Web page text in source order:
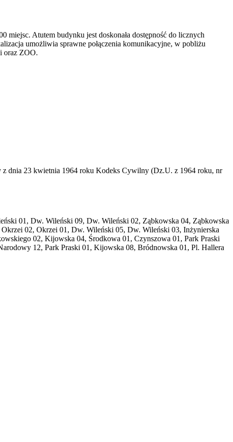
Atutem budynku jest doskonała dostępność do licznych
umożliwia sprawne połączenia komunikacyjne, w pobliżu
oraz ZOO.
dnia 23 kwietnia 1964 roku Kodeks Cywilny (Dz.U. z 1964 roku, nr
01, Dw. Wileński 09, Dw. Wileński 02, Ząbkowska 04, Ząbkowska
02, Okrzei 01, Dw. Wileński 05, Dw. Wileński 03, Inżynierska
02, Kijowska 04, Środkowa 01, Czynszowa 01, Park Praski
12, Park Praski 01, Kijowska 08, Bródnowska 01, Pl. Hallera